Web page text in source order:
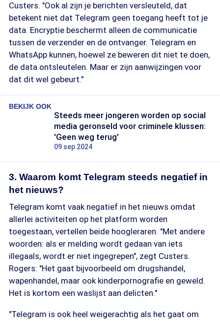
Custers. "Ook al zijn je berichten versleuteld, dat
betekent niet dat Telegram geen toegang heeft tot je
data. Encryptie beschermt alleen de communicatie
tussen de verzender en de ontvanger. Telegram en
WhatsApp kunnen, hoewel ze beweren dit niet te doen,
de data ontsleutelen. Maar er zijn aanwijzingen voor
dat dit wel gebeurt."
BEKIJK OOK
Steeds meer jongeren worden op social
media geronseld voor criminele klussen:
'Geen weg terug'
09 sep 2024
3. Waarom komt Telegram steeds negatief in
het nieuws?
Telegram komt vaak negatief in het nieuws omdat
allerlei activiteiten op het platform worden
toegestaan, vertellen beide hoogleraren. "Met andere
woorden: als er melding wordt gedaan van iets
illegaals, wordt er niet ingegrepen", zegt Custers.
Rogers: "Het gaat bijvoorbeeld om drugshandel,
wapenhandel, maar ook kinderpornografie en geweld.
Het is kortom een waslijst aan delicten."
"Telegram is ook heel weigerachtig als het gaat om